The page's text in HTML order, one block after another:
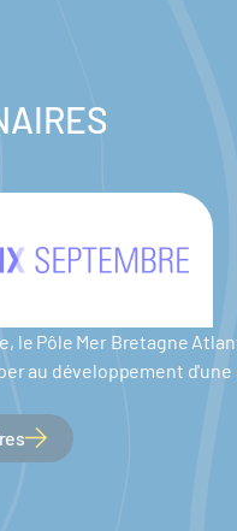
le Pôle Mer Bretagne
au développement